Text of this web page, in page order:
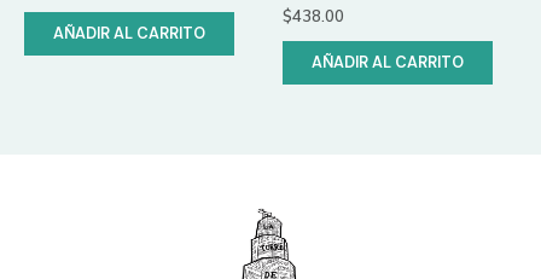
AÑADIR AL CARRITO
$438.00
AÑADIR AL CARRITO